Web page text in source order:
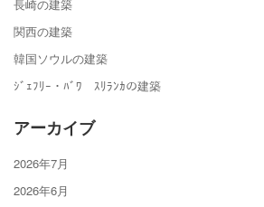
長崎の建築
関西の建築
韓国ソウルの建築
ｼﾞｪﾌﾘｰ・ﾊﾞﾜ ｽﾘﾗﾝｶの建築
アーカイブ
2026年7月
2026年6月